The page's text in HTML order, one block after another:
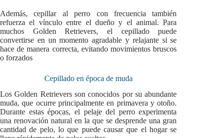
Además, cepillar al perro con frecuencia también
refuerza el vínculo entre el dueño y el animal. Para
muchos Golden Retrievers, el cepillado puede
convertirse en un momento agradable y relajante si se
hace de manera correcta, evitando movimientos bruscos
o forzados
Cepillado en época de muda
Los Golden Retrievers son conocidos por su abundante
muda, que ocurre principalmente en primavera y otoño.
Durante estas épocas, el pelaje del perro experimenta
una renovación natural en la que se desprende una gran
cantidad de pelo, lo que puede causar que el hogar se